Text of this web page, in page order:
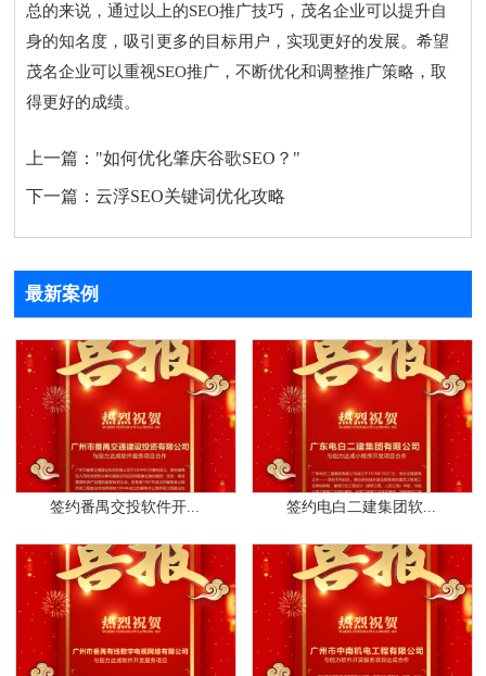
总的来说，通过以上的SEO推广技巧，茂名企业可以提升自
身的知名度，吸引更多的目标用户，实现更好的发展。希望
茂名企业可以重视SEO推广，不断优化和调整推广策略，取
得更好的成绩。
上一篇： "如何优化肇庆谷歌SEO？"
下一篇：云浮SEO关键词优化攻略
最新案例
签约番禺交投软件开... 签约电白二建集团软...